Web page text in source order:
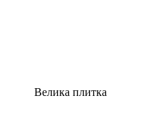
Велика плитка